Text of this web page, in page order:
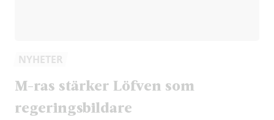
NYHETER
M-ras stärker Löfven som
regeringsbildare